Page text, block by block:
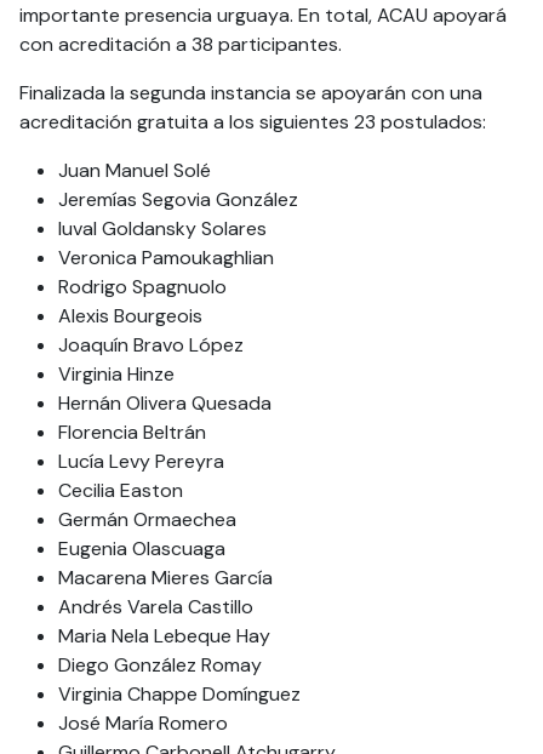
importante presencia urguaya. En total, ACAU apoyará
con acreditación a 38 participantes.
Finalizada la segunda instancia se apoyarán con una
acreditación gratuita a los siguientes 23 postulados:
Juan Manuel Solé
Jeremías Segovia González
Iuval Goldansky Solares
Veronica Pamoukaghlian
Rodrigo Spagnuolo
Alexis Bourgeois
Joaquín Bravo López
Virginia Hinze
Hernán Olivera Quesada
Florencia Beltrán
Lucía Levy Pereyra
Cecilia Easton
Germán Ormaechea
Eugenia Olascuaga
Macarena Mieres García
Andrés Varela Castillo
Maria Nela Lebeque Hay
Diego González Romay
Virginia Chappe Domínguez
José María Romero